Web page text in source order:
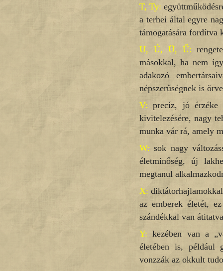
T, Ty:
a terhei által egyre
támogatására fordítva
U, Ú, Ü, Ű:
másokkal, ha nem
adakozó
népszerűségnek is
V: precíz, jó érzéke
kivitelezésére, nagy
munka vár rá, amely
W: sok nagy
életminőség, új
megtanul
X:
az emberek életét,
szándékkal van
Y: kezében van a
életében is, például
vonzzák az okkult